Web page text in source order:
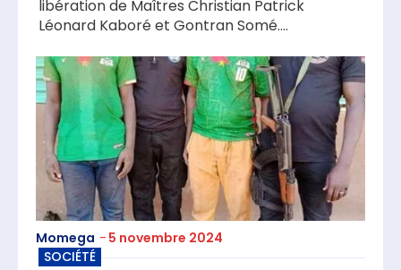
libération de Maîtres Christian Patrick
Léonard Kaboré et Gontran Somé....
Momega - 5 novembre 2024
SOCIÉTÉ